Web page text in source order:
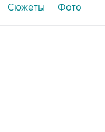
Сюжеты Фото